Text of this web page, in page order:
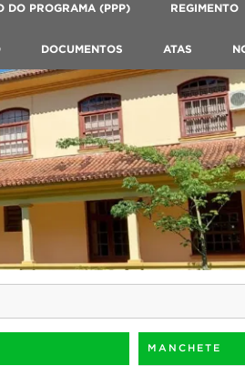
DO PROGRAMA (PPP) REGIMENTO
DOCUMENTOS ATAS
MANCHETE